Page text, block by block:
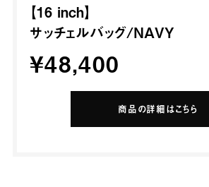
【16 inch】
サッチェルバッグ/NAVY
¥48,400
商品の詳細はこちら